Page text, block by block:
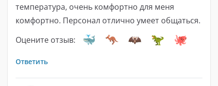
температура, очень комфортно для меня
комфортно. Персонал отлично умеет общаться.
Оцените отзыв:
Ответить